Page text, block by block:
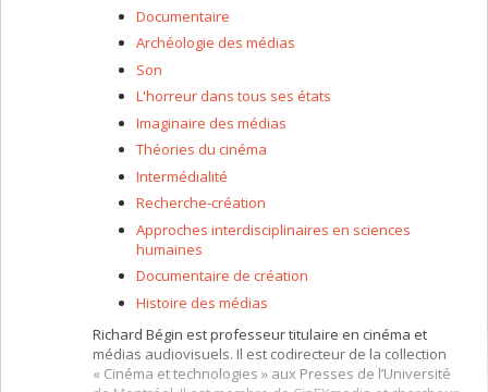
Documentaire
Archéologie des médias
Son
L'horreur dans tous ses états
Imaginaire des médias
Théories du cinéma
Intermédialité
Recherche-création
Approches interdisciplinaires en sciences
humaines
Documentaire de création
Histoire des médias
Richard Bégin est professeur titulaire en cinéma et
médias audiovisuels. Il est codirecteur de la collection
« Cinéma et technologies » aux Presses de l’Université